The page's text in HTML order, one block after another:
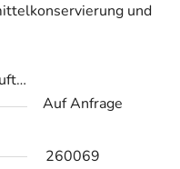
und
Auf Anfrage
260069